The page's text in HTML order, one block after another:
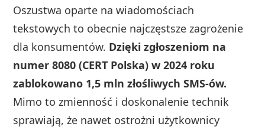
Oszustwa oparte na wiadomościach
tekstowych to obecnie najczęstsze zagrożenie
dla konsumentów. Dzięki zgłoszeniom na
numer 8080 (CERT Polska) w 2024 roku
zablokowano 1,5 mln złośliwych SMS‑ów.
Mimo to zmienność i doskonalenie technik
sprawiają, że nawet ostrożni użytkownicy